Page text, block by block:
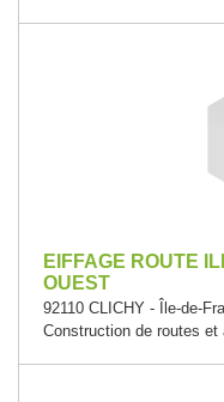
EIFFAGE ROUTE
OUEST
92110 CLICHY - Île-de-
Construction de routes et